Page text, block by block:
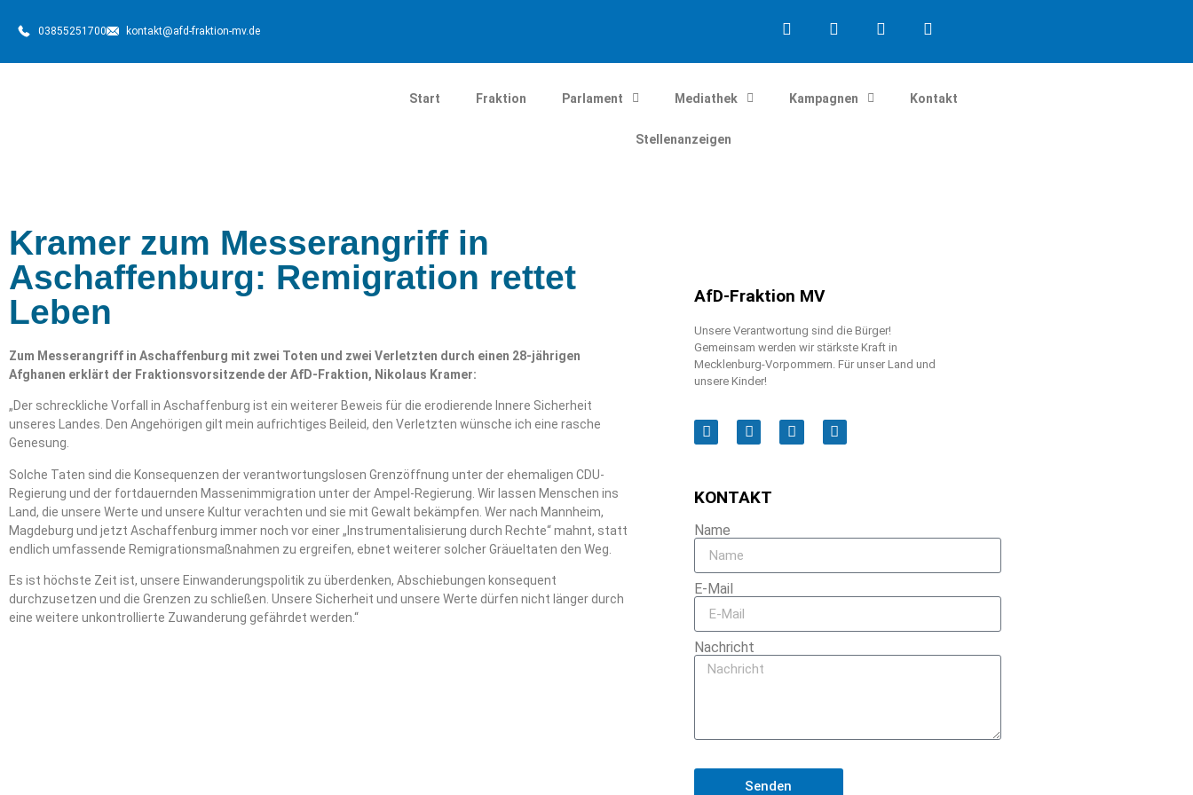
03855251700 kontakt@afd-fraktion-mv.de
Start Fraktion Parlament Mediathek Kampagnen Kontakt
Stellenanzeigen
Kramer zum Messerangriff in
Aschaffenburg: Remigration rettet
Leben
Zum Messerangriff in Aschaffenburg mit zwei Toten und zwei Verletzten durch einen 28-jährigen
Afghanen erklärt der Fraktionsvorsitzende der AfD-Fraktion, Nikolaus Kramer:
„Der schreckliche Vorfall in Aschaffenburg ist ein weiterer Beweis für die erodierende Innere Sicherheit
unseres Landes. Den Angehörigen gilt mein aufrichtiges Beileid, den Verletzten wünsche ich eine rasche
Genesung.
Solche Taten sind die Konsequenzen der verantwortungslosen Grenzöffnung unter der ehemaligen CDU-
Regierung und der fortdauernden Massenimmigration unter der Ampel-Regierung. Wir lassen Menschen ins
Land, die unsere Werte und unsere Kultur verachten und sie mit Gewalt bekämpfen. Wer nach Mannheim,
Magdeburg und jetzt Aschaffenburg immer noch vor einer „Instrumentalisierung durch Rechte“ mahnt, statt
endlich umfassende Remigrationsmaßnahmen zu ergreifen, ebnet weiterer solcher Gräueltaten den Weg.
Es ist höchste Zeit ist, unsere Einwanderungspolitik zu überdenken, Abschiebungen konsequent
durchzusetzen und die Grenzen zu schließen. Unsere Sicherheit und unsere Werte dürfen nicht länger durch
eine weitere unkontrollierte Zuwanderung gefährdet werden.“
AfD-Fraktion MV
Unsere Verantwortung sind die Bürger!
Gemeinsam werden wir stärkste Kraft in
Mecklenburg-Vorpommern. Für unser Land und
unsere Kinder!
KONTAKT
Name
E-Mail
Nachricht
Senden